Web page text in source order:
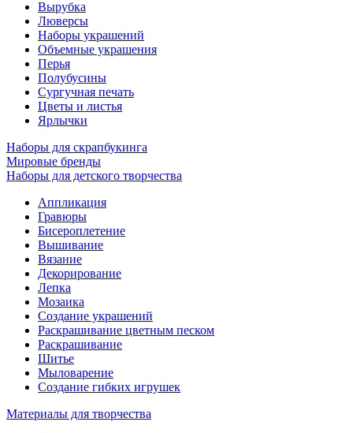
Вырубка
Люверсы
Наборы украшений
Объемные украшения
Перья
Полубусины
Сургучная печать
Цветы и листья
Ярлычки
Наборы для скрапбукинга
Мировые бренды
Наборы для детского творчества
Аппликация
Гравюры
Бисероплетение
Вышивание
Вязание
Декорирование
Лепка
Мозаика
Создание украшений
Раскрашивание цветным песком
Раскрашивание
Шитье
Мыловарение
Создание гибких игрушек
Материалы для творчества